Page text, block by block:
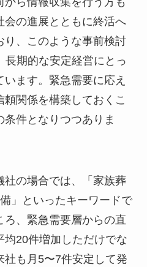
会の進展とともに終活へ
り、このような事前検討
長期的な安定経営にとっ
ます。緊急需要に応え
関係を構築しておくこ
件となりつつありま
社の場合では、「家族葬
」といったキーワードで
、緊急需要層からの直
20件増加しただけでな
社も月5〜7件安定して発